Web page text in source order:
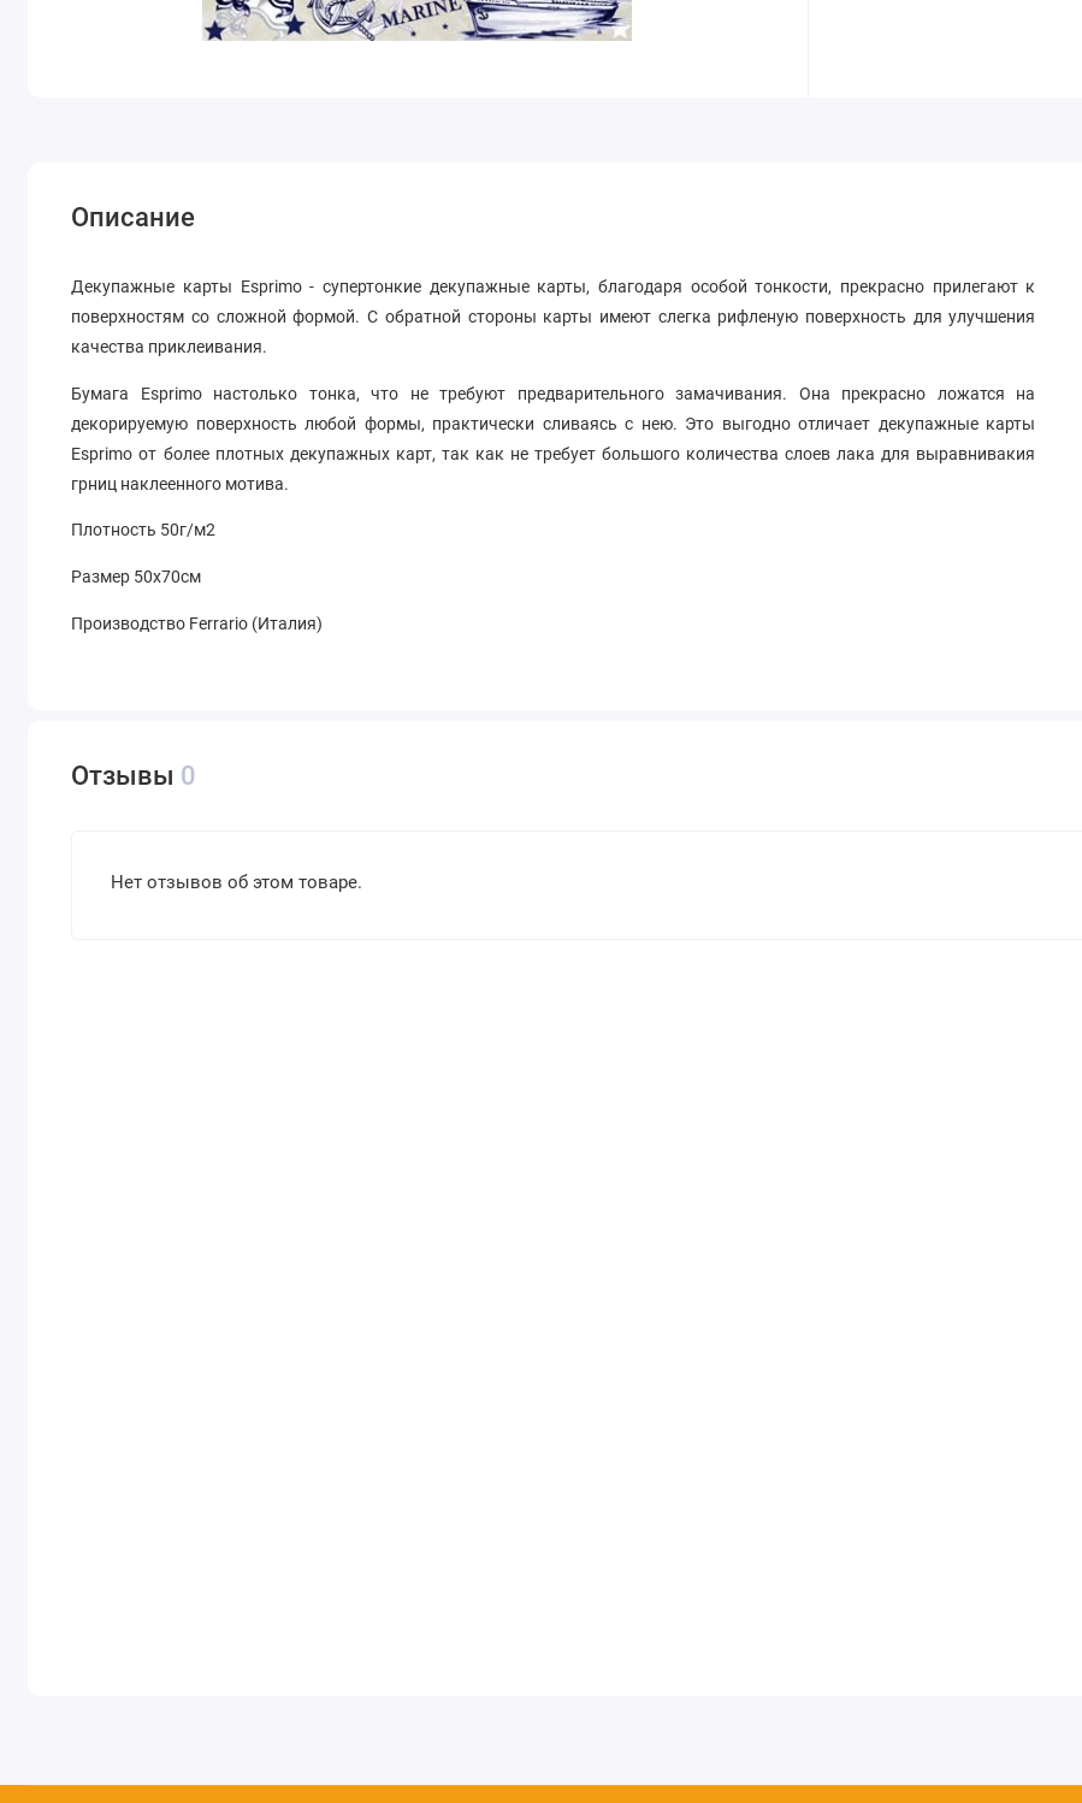
Описание
Декупажные карты Esprimo - супертонкие декупажные карты, благодаря особой тонкости, прекрасно прилегают к
поверхностям со сложной формой. С обратной стороны карты имеют слегка рифленую поверхность для улучшения
качества приклеивания.
Бумага Esprimo настолько тонка, что не требуют предварительного замачивания. Она прекрасно ложатся на
декорируемую поверхность любой формы, практически сливаясь с нею. Это выгодно отличает декупажные карты
Esprimo от более плотных декупажных карт, так как не требует большого количества слоев лака для выравнивакия
грниц наклеенного мотива.
Плотность 50г/м2
Размер 50х70см
Производство Ferrario (Италия)
Отзывы 0
Нет отзывов об этом товаре.